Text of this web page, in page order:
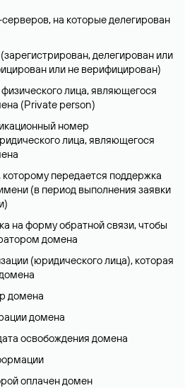
на которые делегирован
делегирован или
или не верифицирован)
лица, являющегося
(Privatе person)
номер
лица, являющегося
передается поддержка
(в период выполнения заявки
на форму обратной связи, чтобы
домена
(юридического лица), которая
домена
домена
освобождения домена
оплачен домен